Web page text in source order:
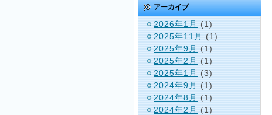
アーカイブ
2026年1月
(1)
2025年11月 (1)
2025年9月 (1)
2025年2月
(1)
2025年1月
(3)
2024年9月 (1)
2024年8月 (1)
2024年2月
(1)